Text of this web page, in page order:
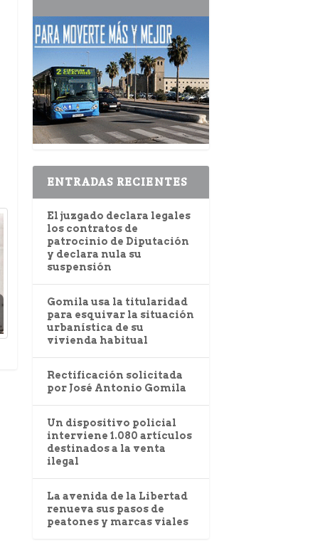
ENTRADAS RECIENTES
El juzgado declara legales
los contratos de
patrocinio de Diputación
y declara nula su
suspensión
Gomila usa la titularidad
para esquivar la situación
urbanística de su
vivienda habitual
Rectificación solicitada
por José Antonio Gomila
Un dispositivo policial
interviene 1.080 artículos
destinados a la venta
ilegal
La avenida de la Libertad
renueva sus pasos de
peatones y marcas viales